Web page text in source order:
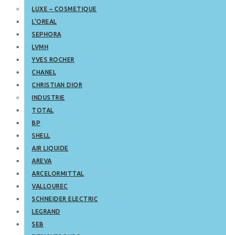
LUXE – COSMETIQUE
L’OREAL
SEPHORA
LVMH
YVES ROCHER
CHANEL
CHRISTIAN DIOR
INDUSTRIE
TOTAL
BP
SHELL
AIR LIQUIDE
AREVA
ARCELORMITTAL
VALLOUREC
SCHNEIDER ELECTRIC
LEGRAND
SEB